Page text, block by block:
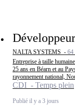
NALTA SYSTEMS - 64
Entreprise à taille
25 ans en Béarn et au
rayonnement national,
CDI - Temps plein
Publié il y a 3 jours